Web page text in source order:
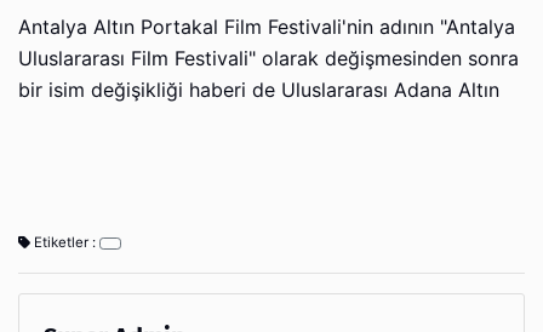
Antalya Altın Portakal Film Festivali'nin adının "Antalya
Uluslararası Film Festivali" olarak değişmesinden sonra
bir isim değişikliği haberi de Uluslararası Adana Altın
Etiketler :